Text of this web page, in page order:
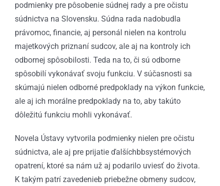
podmienky pre pôsobenie súdnej rady a pre očistu
súdnictva na Slovensku. Súdna rada nadobudla
právomoc, financie, aj personál nielen na kontrolu
majetkových priznaní sudcov, ale aj na kontroly ich
odbornej spôsobilosti. Teda na to, či sú odborne
spôsobilí vykonávať svoju funkciu. V súčasnosti sa
skúmajú nielen odborné predpoklady na výkon funkcie,
ale aj ich morálne predpoklady na to, aby takúto
dôležitú funkciu mohli vykonávať.
Novela Ústavy vytvorila podmienky nielen pre očistu
súdnictva, ale aj pre prijatie ďalšíchbbsystémových
opatrení, ktoré sa nám už aj podarilo uviesť do života.
K takým patrí zavedenieb priebežne obmeny sudcov,